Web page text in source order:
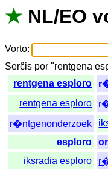
★ NL/EO
Vorto:
Serĉis por "rentgena
rentgena esploro
rentgena esploro
r�ntgenonderzoek
esploro
iksradia esploro